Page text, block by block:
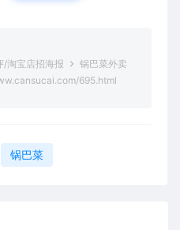
/淘宝店招海报
锅巴菜外卖
695.html
锅巴菜